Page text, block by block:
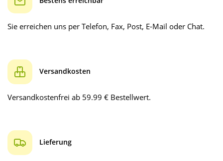
Sie erreichen uns per Telefon, Fax, Post, E-Mail oder Chat.
Versandkosten
Versandkostenfrei ab 59.99 € Bestellwert.
Lieferung